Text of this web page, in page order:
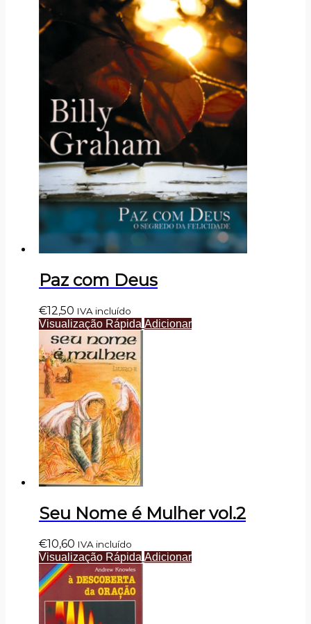
Paz com Deus
€12,50 IVA incluído
Visualização Rápida Adicionar
Seu Nome é Mulher vol.2
€10,60 IVA incluído
Visualização Rápida Adicionar